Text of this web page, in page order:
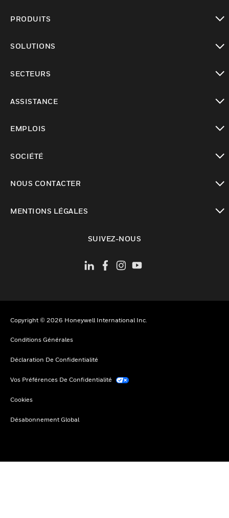
PRODUITS
SOLUTIONS
SECTEURS
ASSISTANCE
EMPLOIS
SOCIÉTÉ
NOUS CONTACTER
MENTIONS LÉGALES
SUIVEZ-NOUS
Copyright © 2026 Honeywell International Inc.
Conditions Générales
Déclaration De Confidentialité
Vos Préférences De Confidentialité
Cookies
Désabonnement Global